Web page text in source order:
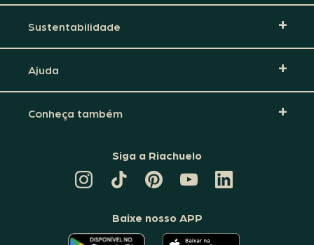
Sustentabilidade
Ajuda
Conheça também
Siga a Riachuelo
TIKTOK
DA
PINTEREST
DA
CANAL
DA
RIACHUELO
LINKEDIN
DA
Baixe nosso APP
O O